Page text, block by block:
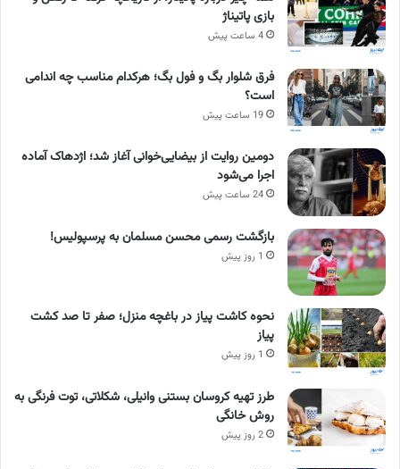
بازی پاتیناژ
4 ساعت پیش
فرق شلوار بگ و فول بگ؛ هرکدام مناسب چه اندامی
است؟
19 ساعت پیش
دومین روایت از بیضایی‌خوانی آغاز شد؛ اژدهاک آماده
اجرا می‌شود
24 ساعت پیش
بازگشت رسمی محسن مسلمان به پرسپولیس!
1 روز پیش
نحوه کاشت پیاز در باغچه منزل؛ صفر تا صد کشت
پیاز
1 روز پیش
طرز تهیه کروسان بستنی وانیلی، شکلاتی، توت فرنگی به
روش خانگی
2 روز پیش